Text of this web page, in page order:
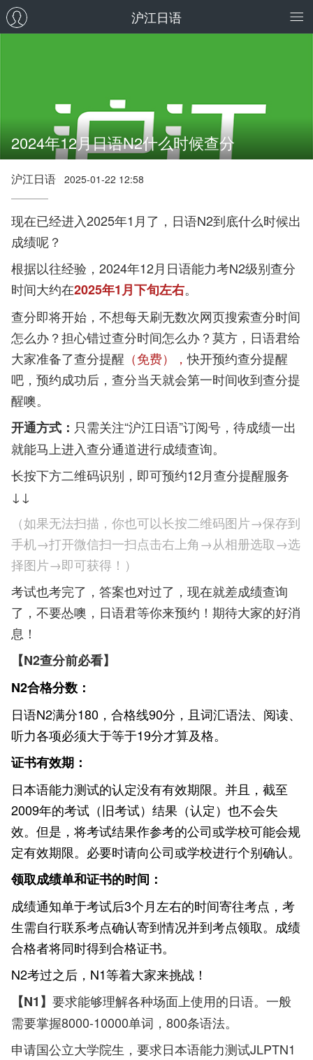
沪江日语
2024年12月日语N2什么时候查分
沪江日语 2025-01-22 12:58
现在已经进入2025年1月了，日语N2到底什么时候出
成绩呢？
根据以往经验，2024年12月 日语能力考N2级别查分
时间大约在2025年1月下旬左右。
查分即将开始，不想每天刷无数次网页搜索查分时间
怎么办？担心错过查分时间怎么办？莫方，日语君给
大家准备了查分提醒 （免费），快开预约查分提醒
吧，预约成功后，查分当天就会第一时间收到查分提
醒噢。
开通方式： 只需关注“沪江日语”订阅号， 待成绩一出
就能马上进入查分通道进行成绩查询。
长按下方二维码识别，即可预约12月查分提醒服务
↓↓
（如果无法扫描，你也可以长按二维码图片→保存到
手机→打开微信扫一扫点击右上角→从相册选取→选
择图片→即可获得！）
考试也考完了，答案也对过了，现在就差成绩查询
了，不要怂噢，日语君等你来预约！期待大家的好消
息！
【N2查分前必看】
N2合格分数：
日语N2满分180，合格线90分，且词汇语法、阅读、
听力各项必须大于等于19分才算及格。
证书有效期：
日本语能力测试的认定没有有效期限。并且，截至
2009年的考试（旧考试）结果（认定）也不会失
效。但是，将考试结果作参考的公司或学校可能会规
定有效期限。必要时请向公司或学校进行个别确认。
领取成绩单和证书的时间：
成绩通知单于考试后3个月左右的时间寄往考点，考
生需自行联系考点确认寄到情况并到考点领取。成绩
合格者将同时得到合格证书。
N2考过之后，N1等着大家来挑战！
【N1】 要求能够理解各种场面上使用的日语。一般
需要掌握8000-10000单词，800条语法。
申请国公立大学院生，要求日本语能力测试JLPTN1